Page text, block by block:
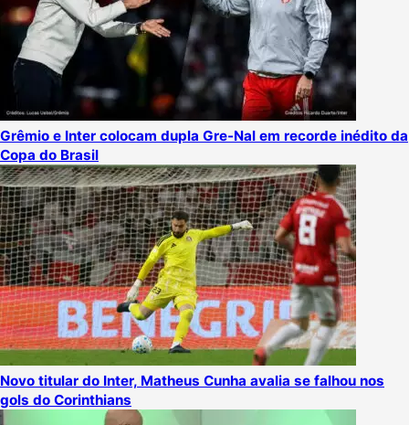
Grêmio e Inter colocam dupla Gre-Nal em recorde inédito da
Copa do Brasil
Novo titular do Inter, Matheus Cunha avalia se falhou nos
gols do Corinthians